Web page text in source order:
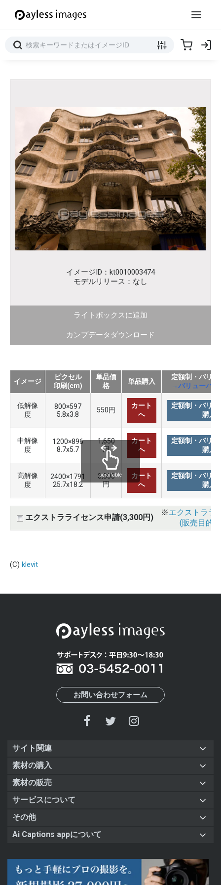
イメージID：kt0010003474
モデルリリース：なし
ライトボックスに追加
カンプデータダウンロード
イメージ
ピクセル
印刷(cm)
単品価
格
単品購入
定額制・バリ
→バリューパッ
低解像
度
800×597
5.8x3.8
550円
カート
へ
定額制・バリ
購入
中解像
度
1200×896
8.7x5.7
1,650
円
カート
へ
定額制・バリ
購入
高解像
度
2400×1791
25.7x18.2
3,300
円
カート
へ
定額制・バリ
購入
エクストラライセンス申請(3,300円)
※エクストララ
(販売目的
scrollable
(C) klevit
お問い合わせフォーム
サイト関連
素材の購入
素材の販売
サービスについて
その他
Ai Captions appについて